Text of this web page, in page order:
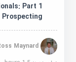
Part 1
Prospecting
Ross Maynard